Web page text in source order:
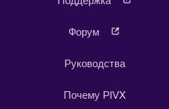
Форум
Руководства
Почему PIVX